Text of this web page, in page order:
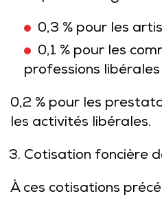
0,3 % pour les
0,1 % pour les
professions
0,2 % pour les
les activités libérales.
Cotisation foncière
À ces cotisations